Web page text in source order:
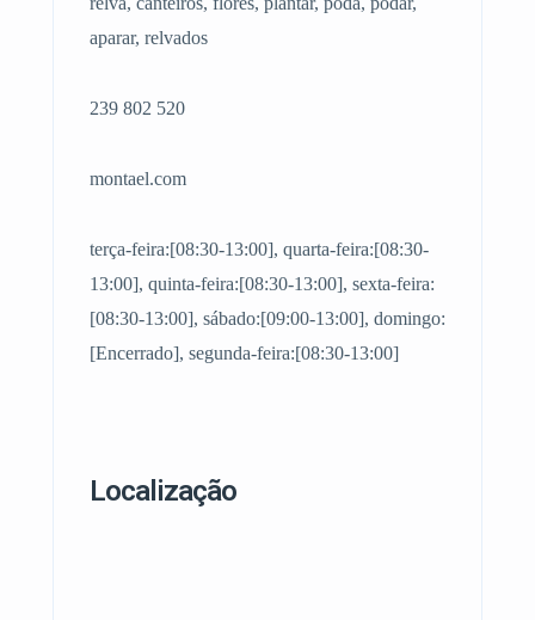
aparar, relvados
239 802 520
montael.com
terça-feira:[08:30-13:00], quarta-feira:[08:30-
13:00], quinta-feira:[08:30-13:00], sexta-feira:
[08:30-13:00], sábado:[09:00-13:00], domingo:
[Encerrado], segunda-feira:[08:30-13:00]
Localização